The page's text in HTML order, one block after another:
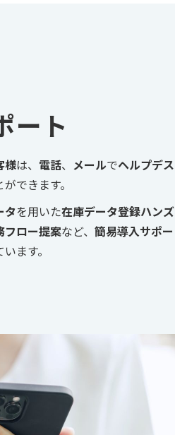
ート
様は、 電話、 メールでヘルプデ
できます。
タを用いた在庫データ登録ハンズ
フロー提案など、 簡易導入サポ
ます。